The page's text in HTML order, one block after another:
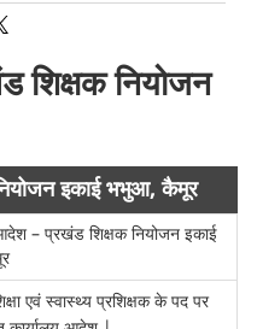
शिक्षक नियोजन
इकाई भभुआ, कैमूर
– प्रखंड शिक्षक नियोजन इकाई
एवं स्वास्थ्य प्रशिक्षक के पद पर